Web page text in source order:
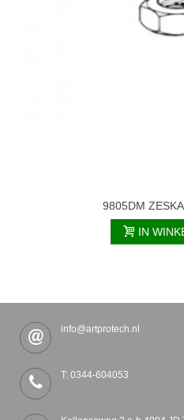
9805DM
IN
info@artprotech.nl
T: 0344-604053